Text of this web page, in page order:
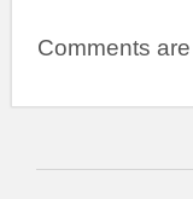
Comments